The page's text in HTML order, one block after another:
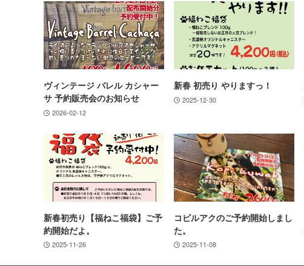
ヴィンテージ バレル カシャー
サ 予約販売会のお知らせ
2026-02-12
新春 初売り やりますっ！
2025-12-30
新春初売り【福ねこ福袋】ご予
約開始だよ。
2025-11-26
コピルアクのご予約開始しまし
た。
2025-11-08